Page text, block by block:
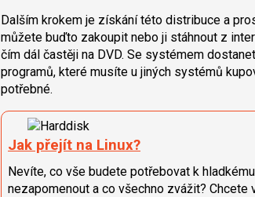
Dalším krokem je získání této distribuce a
můžete buďto zakoupit nebo ji stáhnout z
čím dál častěji na DVD. Se systémem
programů, které musíte u jiných systémů
potřebné.
Jak přejít na Linux?
Nevíte, co vše budete potřebovat k
nezapomenout a co všechno zvážit? Chcete